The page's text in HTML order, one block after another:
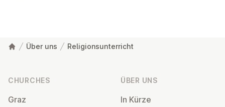
Über uns Religionsunterricht
CHURCHES
Graz
ÜBER UNS
In Kürze